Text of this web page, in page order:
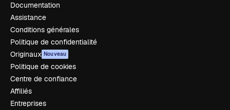
Documentation
Assistance
Conditions générales
Politique de confidentialité
Originaux Nouveau
Politique de cookies
Centre de confiance
Affiliés
Entreprises